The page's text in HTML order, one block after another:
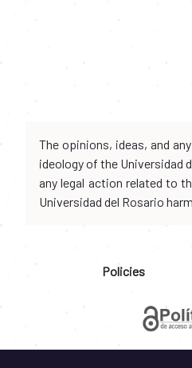
The opinions, ideas, and
ideology of the Universidad
any legal action related to
Universidad del Rosario
Policies